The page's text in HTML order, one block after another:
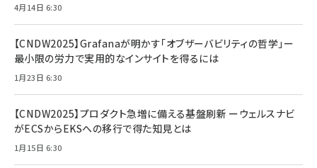
4月14日 6:30
【CNDW2025】Grafanaが明かす「オブザーバビリティの哲学」ー
最小限の労力で実用的なインサイトを得るには
1月23日 6:30
【CNDW2025】プロダクト急増に備える基盤刷新 ーウェルスナビ
がECSからEKSへの移行で得た知見とは
1月15日 6:30